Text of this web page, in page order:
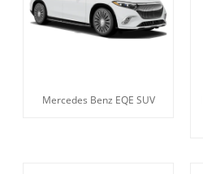
Mercedes Benz EQE SUV